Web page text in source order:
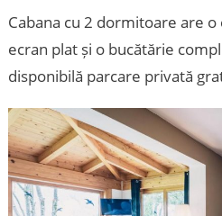
Cabana cu 2 dormitoare are o
ecran plat și o bucătărie
disponibilă parcare privată